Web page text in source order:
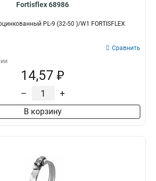
Fortisflex 68986
PL-9 (32-50 )/W1 FORTISFLEX
Сравнить
14,57 ₽
– +
В корзину